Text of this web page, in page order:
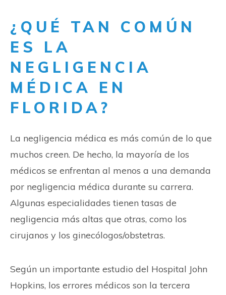
¿QUÉ TAN COMÚN
ES LA
NEGLIGENCIA
MÉDICA EN
FLORIDA?
La negligencia médica es más común de lo que
muchos creen. De hecho, la mayoría de los
médicos se enfrentan al menos a una demanda
por negligencia médica durante su carrera.
Algunas especialidades tienen tasas de
negligencia más altas que otras, como los
cirujanos y los ginecólogos/obstetras.
Según un importante estudio del Hospital John
Hopkins, los errores médicos son la tercera